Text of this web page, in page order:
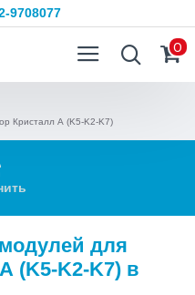
9708077
0
Кристалл А (K5-K2-K7)
для
(K5-K2-K7) в